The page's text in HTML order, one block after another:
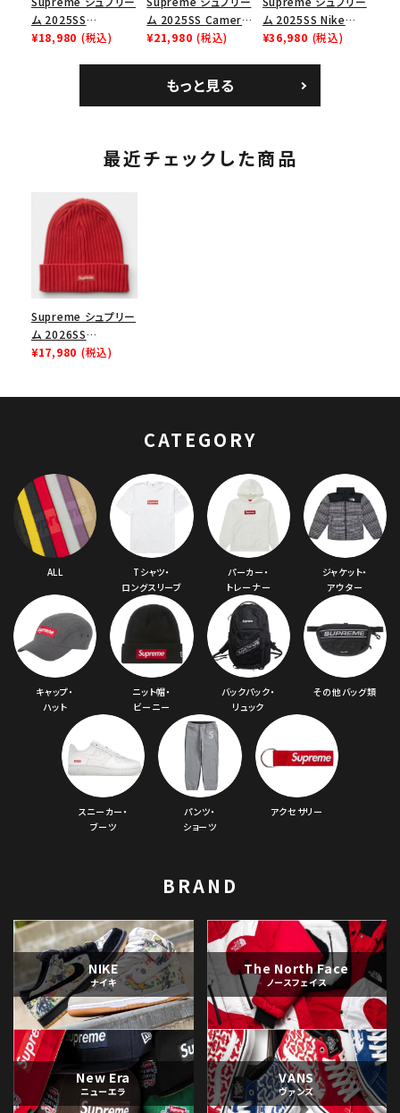
ム 2025SS
Homerun Tee ホー
¥18,980 (税込)
ム 2025SS Camera
Bag + Mini Pouch
¥21,980 (税込)
ム 2025SS Nike
Leather Shoulder
¥36,980 (税込)
もっと見る
最近チェックした商品
Supreme シュプリー
ム 2026SS
Overdyed Beanie
¥17,980 (税込)
CATEGORY
ALL
Tシャツ・
ロングスリーブ
パーカー・
トレーナー
ジャケット・
アウター
キャップ・
ハット
ニット帽・
ビーニー
バックパック・
リュック
その他バッグ類
スニーカー・
ブーツ
パンツ・
ショーツ
アクセサリー
BRAND
NIKE
ナイキ
The North Face
ノースフェイス
New Era
ニューエラ
VANS
ヴァンズ